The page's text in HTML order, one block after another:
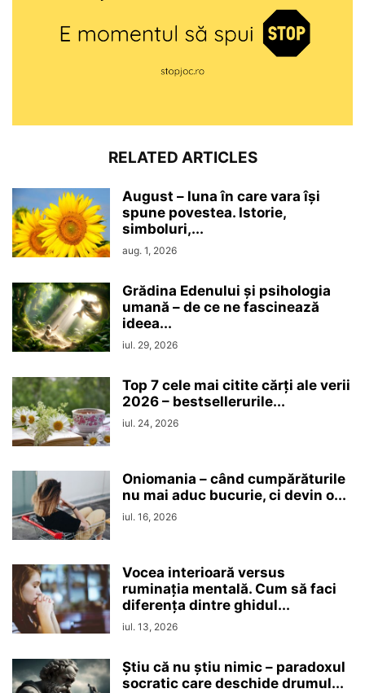
RELATED ARTICLES
August – luna în care vara își
spune povestea. Istorie,
simboluri,...
aug. 1, 2026
Grădina Edenului și psihologia
umană – de ce ne fascinează
ideea...
iul. 29, 2026
Top 7 cele mai citite cărți ale verii
2026 – bestsellerurile...
iul. 24, 2026
Oniomania – când cumpărăturile
nu mai aduc bucurie, ci devin o...
iul. 16, 2026
Vocea interioară versus
ruminaţia mentală. Cum să faci
diferența dintre ghidul...
iul. 13, 2026
Ştiu că nu ştiu nimic – paradoxul
socratic care deschide drumul...